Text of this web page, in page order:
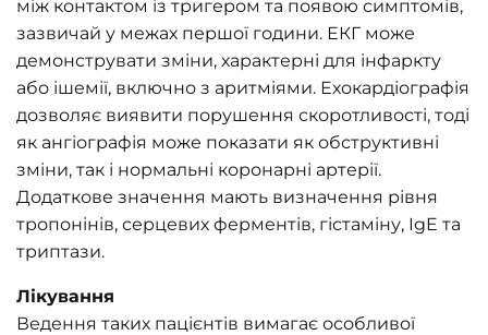
між контактом із тригером та появою симптомів,
зазвичай у межах першої години. ЕКГ може
демонструвати зміни, характерні для інфаркту
або ішемії, включно з аритміями. Ехокардіографія
дозволяє виявити порушення скоротливості, тоді
як ангіографія може показати як обструктивні
зміни, так і нормальні коронарні артерії.
Додаткове значення мають визначення рівня
тропонінів, серцевих ферментів, гістаміну, IgE та
триптази.
Лікування
Ведення таких пацієнтів вимагає особливої